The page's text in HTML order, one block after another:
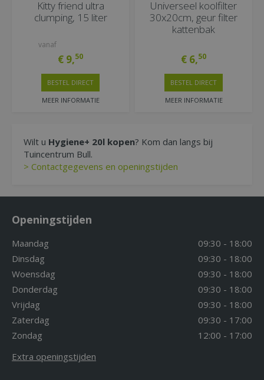
Kitty friend ultra
clumping, 15 liter
vanaf
€ 9,50
MEER INFORMATIE
BESTEL DIRECT
Universeel koolfilter
30x20cm, geur filter
kattenbak
€ 6,50
MEER INFORMATIE
BESTEL DIRECT
Wilt u Hygiene+ 20l kopen? Kom dan langs bij
Tuincentrum Bull.
> Contactgegevens en openingstijden
Openingstijden
Maandag
09:30 - 18:00
Dinsdag
09:30 - 18:00
Woensdag
09:30 - 18:00
Donderdag
09:30 - 18:00
Vrijdag
09:30 - 18:00
Zaterdag
09:30 - 17:00
Zondag
12:00 - 17:00
Extra openingstijden